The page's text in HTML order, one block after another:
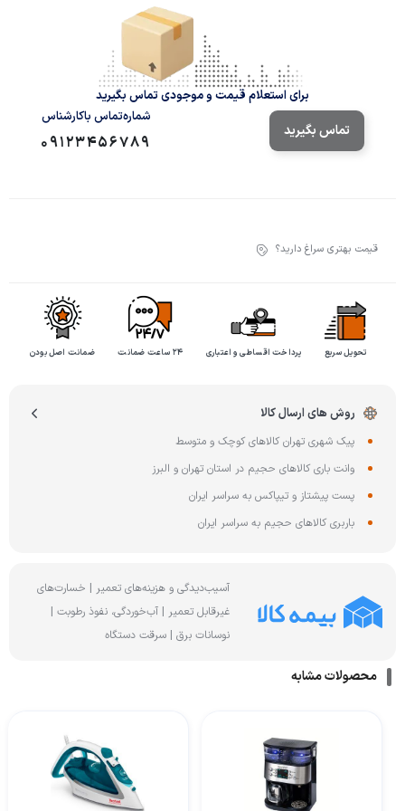
برای استعلام قیمت و موجودی تماس بگیرید
تماس بگیرید
شماره‌تماس‌ با‌کارشناس
09123456789
قیمت بهتری سراغ دارید؟
تحویل سریع پرداخت اقساطی و اعتباری ۲۴ ساعت ضمانت ضمانت اصل بودن
روش های ارسال کالا
پیک شهری تهران کالاهای کوچک و متوسط
وانت باری کالاهای حجیم در استان تهران و البرز
پست پیشتاز و تیپاکس به سراسر ایران
باربری کالاهای حجیم به سراسر ایران
آسیب‌دیدگی و هزینه‌های تعمیر | خسارت‌های
غیرقابل تعمیر | آب‌خوردگی، نفوذ رطوبت |
نوسانات برق | سرقت دستگاه
محصولات مشابه